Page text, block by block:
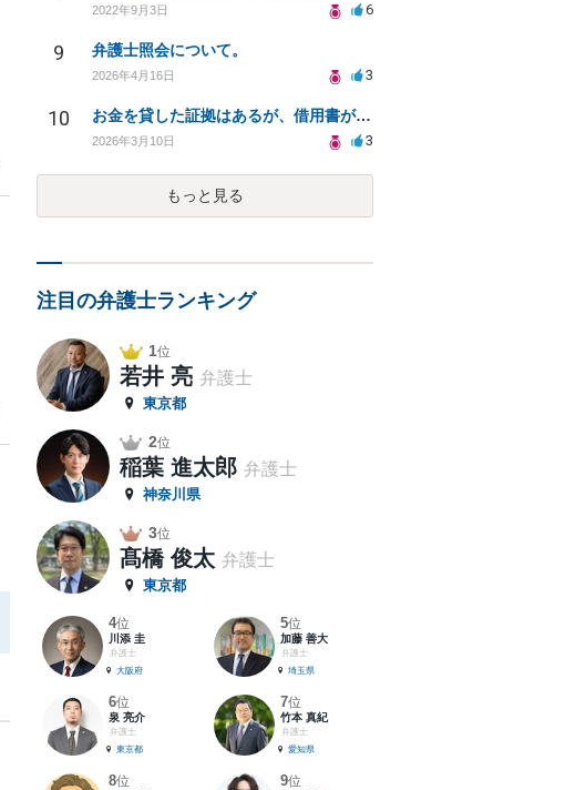
2022年9月3日 6
9 弁護士照会について。
2026年4月16日 3
10 お金を貸した証拠はあるが、借用書がありません。返済してもらうことは可能でしょうか？
2026年3月10日 3
もっと見る
注目の弁護士ランキング
1位
若井 亮 弁護士
東京都
2位
稲葉 進太郎 弁護士
神奈川県
3位
髙橋 俊太 弁護士
東京都
4位
川添 圭
弁護士
大阪府
5位
加藤 善大
弁護士
埼玉県
6位
泉 亮介
弁護士
東京都
7位
竹本 真紀
弁護士
愛知県
8位 9位